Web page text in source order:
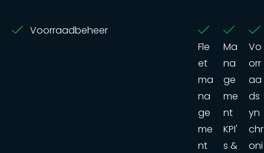
Voorraadbeheer
Fle
et
ma
na
ge
me
nt
Ma
na
ge
me
nt
KPI'
s &
Vo
orr
aa
ds
yn
chr
oni